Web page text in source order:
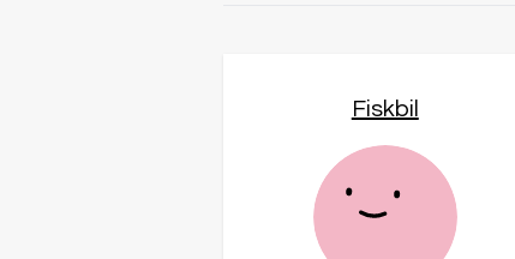
Fiskbil